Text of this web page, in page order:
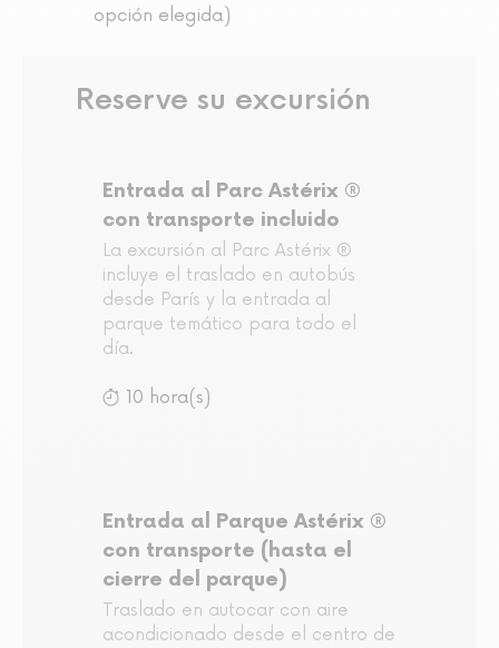
opción elegida)
Reserve su excursión
Entrada al Parc Astérix ®
con transporte incluido
La excursión al Parc Astérix ®
incluye el traslado en autobús
desde París y la entrada al
parque temático para todo el
día.
10 hora(s)
Entrada al Parque Astérix ®
con transporte (hasta el
cierre del parque)
Traslado en autocar con aire
acondicionado desde el centro de